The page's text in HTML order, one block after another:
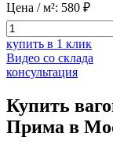
Цена / м²: 580 ₽
купить в 1 клик
Видео со склада
консультация
Купить
Прима в